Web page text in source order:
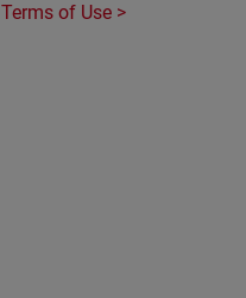
Terms of Use >